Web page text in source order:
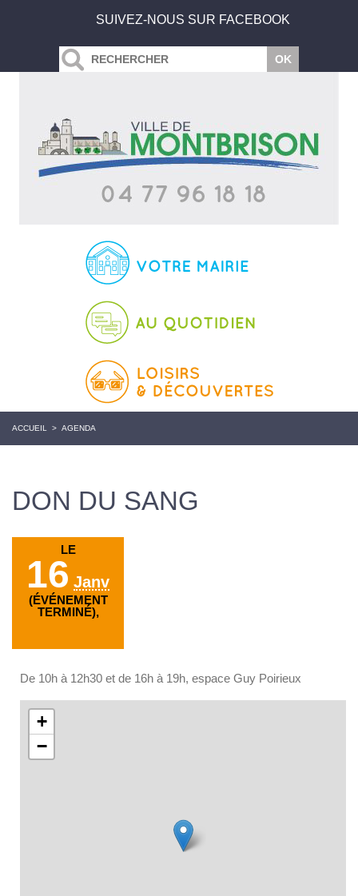
SUIVEZ-NOUS SUR FACEBOOK
ACCUEIL > AGENDA
DON DU SANG
LE
16 Janv
(ÉVÉNEMENT
TERMINÉ),
De 10h à 12h30 et de 16h à 19h, espace Guy Poirieux
+
−